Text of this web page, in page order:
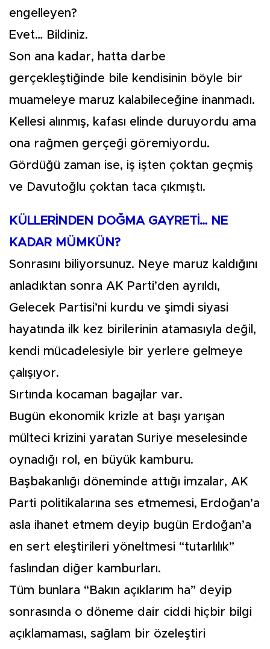
engelleyen?
Evet… Bildiniz.
Son ana kadar, hatta darbe
gerçekleştiğinde bile kendisinin böyle bir
muameleye maruz kalabileceğine inanmadı.
Kellesi alınmış, kafası elinde duruyordu ama
ona rağmen gerçeği göremiyordu.
Gördüğü zaman ise, iş işten çoktan geçmiş
ve Davutoğlu çoktan taca çıkmıştı.
KÜLLERİNDEN DOĞMA GAYRETİ… NE
KADAR MÜMKÜN?
Sonrasını biliyorsunuz. Neye maruz kaldığını
anladıktan sonra AK Parti’den ayrıldı,
Gelecek Partisi’ni kurdu ve şimdi siyasi
hayatında ilk kez birilerinin atamasıyla değil,
kendi mücadelesiyle bir yerlere gelmeye
çalışıyor.
Sırtında kocaman bagajlar var.
Bugün ekonomik krizle at başı yarışan
mülteci krizini yaratan Suriye meselesinde
oynadığı rol, en büyük kamburu.
Başbakanlığı döneminde attığı imzalar, AK
Parti politikalarına ses etmemesi, Erdoğan’a
asla ihanet etmem deyip bugün Erdoğan’a
en sert eleştirileri yöneltmesi “tutarlılık”
faslından diğer kamburları.
Tüm bunlara “Bakın açıklarım ha” deyip
sonrasında o döneme dair ciddi hiçbir bilgi
açıklamaması, sağlam bir özeleştiri